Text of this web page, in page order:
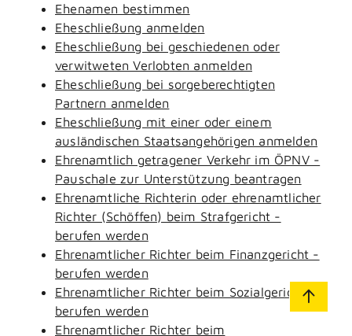
Ehenamen bestimmen
Eheschließung anmelden
Eheschließung bei geschiedenen oder
verwitweten Verlobten anmelden
Eheschließung bei sorgeberechtigten
Partnern anmelden
Eheschließung mit einer oder einem
ausländischen Staatsangehörigen anmelden
Ehrenamtlich getragener Verkehr im ÖPNV -
Pauschale zur Unterstützung beantragen
Ehrenamtliche Richterin oder ehrenamtlicher
Richter (Schöffen) beim Strafgericht -
berufen werden
Ehrenamtlicher Richter beim Finanzgericht -
berufen werden
Ehrenamtlicher Richter beim Sozialgericht -
berufen werden
Ehrenamtlicher Richter beim